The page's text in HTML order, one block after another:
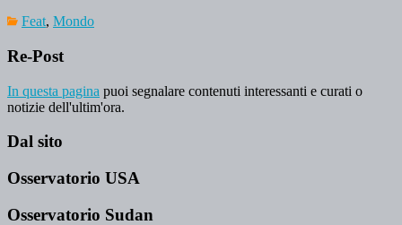
Feat, Mondo
Re-Post
In questa pagina puoi segnalare contenuti interessanti e curati o
notizie dell'ultim'ora.
Dal sito
Osservatorio USA
Osservatorio Sudan